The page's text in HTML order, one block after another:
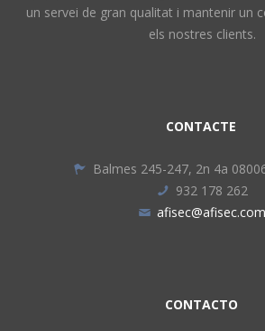
un servei de gran qualitat i mantenir un
els nostres clients.
CONTACTE
Balmes 245-247, 2n 4a
932 178 262
afisec@afisec.com
CONTACTO